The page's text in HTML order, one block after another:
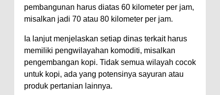
pembangunan harus diatas 60 kilometer per jam,
misalkan jadi 70 atau 80 kilometer per jam.
Ia lanjut menjelaskan setiap dinas terkait harus
memiliki pengwilayahan komoditi, misalkan
pengembangan kopi. Tidak semua wilayah cocok
untuk kopi, ada yang potensinya sayuran atau
produk pertanian lainnya.